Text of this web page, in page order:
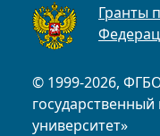
© 1999-2026,
государственный
университет»
Гранты